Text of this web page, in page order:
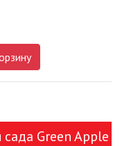
Green Apple